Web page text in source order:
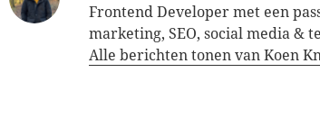
Frontend Developer met een
marketing, SEO, social media &
Alle berichten tonen van Koen